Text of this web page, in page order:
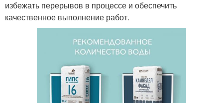
избежать перерывов в процессе и обеспечить
качественное выполнение работ.